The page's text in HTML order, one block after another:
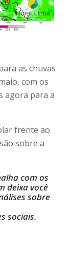
as chuvas
com os
agora para a
frente ao
sobre a
com os
deixa você
sobre
sociais.